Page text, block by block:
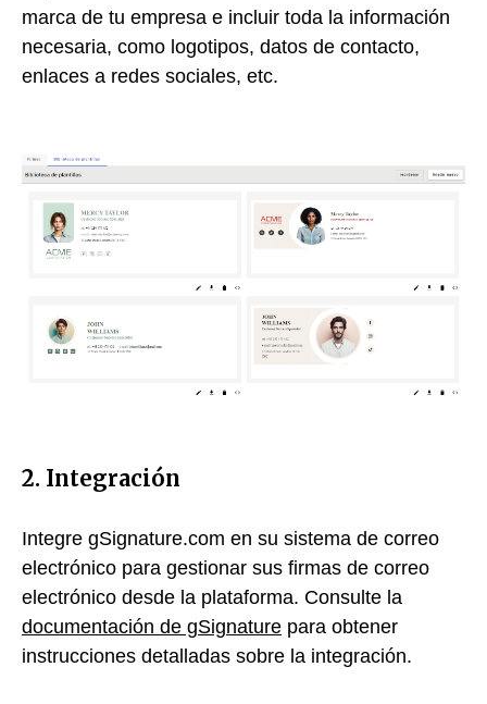
marca de tu empresa e incluir toda la información
necesaria, como logotipos, datos de contacto,
enlaces a redes sociales, etc.
2. Integración
Integre gSignature.com en su sistema de correo
electrónico para gestionar sus firmas de correo
electrónico desde la plataforma. Consulte la
documentación de gSignature para obtener
instrucciones detalladas sobre la integración.